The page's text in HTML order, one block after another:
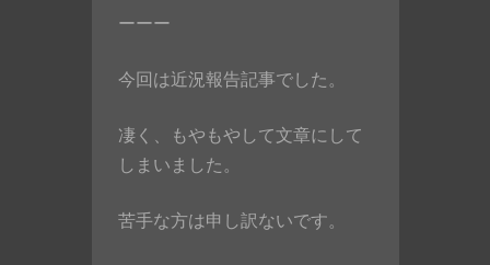
ーーー
今回は近況報告記事でした。
凄く、もやもやして文章にして
しまいました。
苦手な方は申し訳ないです。